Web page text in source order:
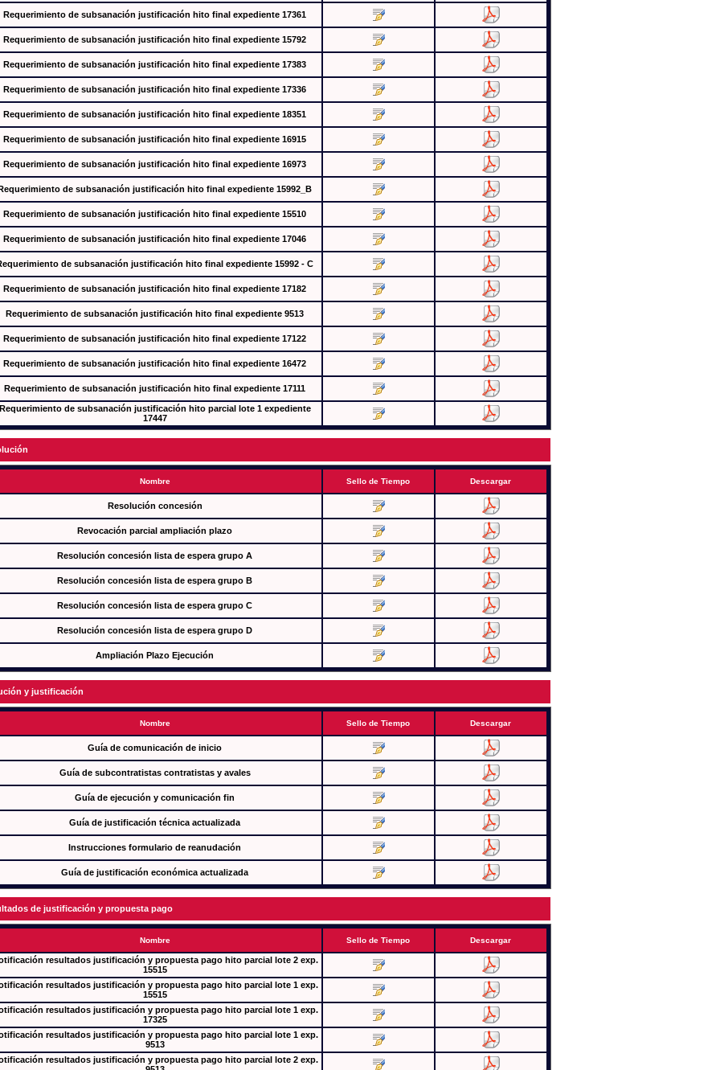
Requerimiento de subsanación justificación hito final expediente 17361
Requerimiento de subsanación justificación hito final expediente 15792
Requerimiento de subsanación justificación hito final expediente 17383
Requerimiento de subsanación justificación hito final expediente 17336
Requerimiento de subsanación justificación hito final expediente 18351
Requerimiento de subsanación justificación hito final expediente 16915
Requerimiento de subsanación justificación hito final expediente 16973
de subsanación justificación hito final expediente 15992_B
Requerimiento de subsanación justificación hito final expediente 15510
Requerimiento de subsanación justificación hito final expediente 17046
de subsanación justificación hito final expediente 15992 - C
Requerimiento de subsanación justificación hito final expediente 17182
Requerimiento de subsanación justificación hito final expediente 9513
Requerimiento de subsanación justificación hito final expediente 17122
Requerimiento de subsanación justificación hito final expediente 16472
Requerimiento de subsanación justificación hito final expediente 17111
de subsanación justificación hito parcial lote 1 expediente
17447
Nombre Sello de Tiempo Descargar
Resolución concesión
Revocación parcial ampliación plazo
Resolución concesión lista de espera grupo A
Resolución concesión lista de espera grupo B
Resolución concesión lista de espera grupo C
Resolución concesión lista de espera grupo D
Ampliación Plazo Ejecución
y justificación
Nombre Sello de Tiempo Descargar
Guía de comunicación de inicio
Guía de subcontratistas contratistas y avales
Guía de ejecución y comunicación fin
Guía de justificación técnica actualizada
Instrucciones formulario de reanudación
Guía de justificación económica actualizada
de justificación y propuesta pago
Nombre Sello de Tiempo Descargar
resultados justificación y propuesta pago hito parcial lote 2 exp.
15515
resultados justificación y propuesta pago hito parcial lote 1 exp.
15515
resultados justificación y propuesta pago hito parcial lote 1 exp.
17325
resultados justificación y propuesta pago hito parcial lote 1 exp.
9513
resultados justificación y propuesta pago hito parcial lote 2 exp.